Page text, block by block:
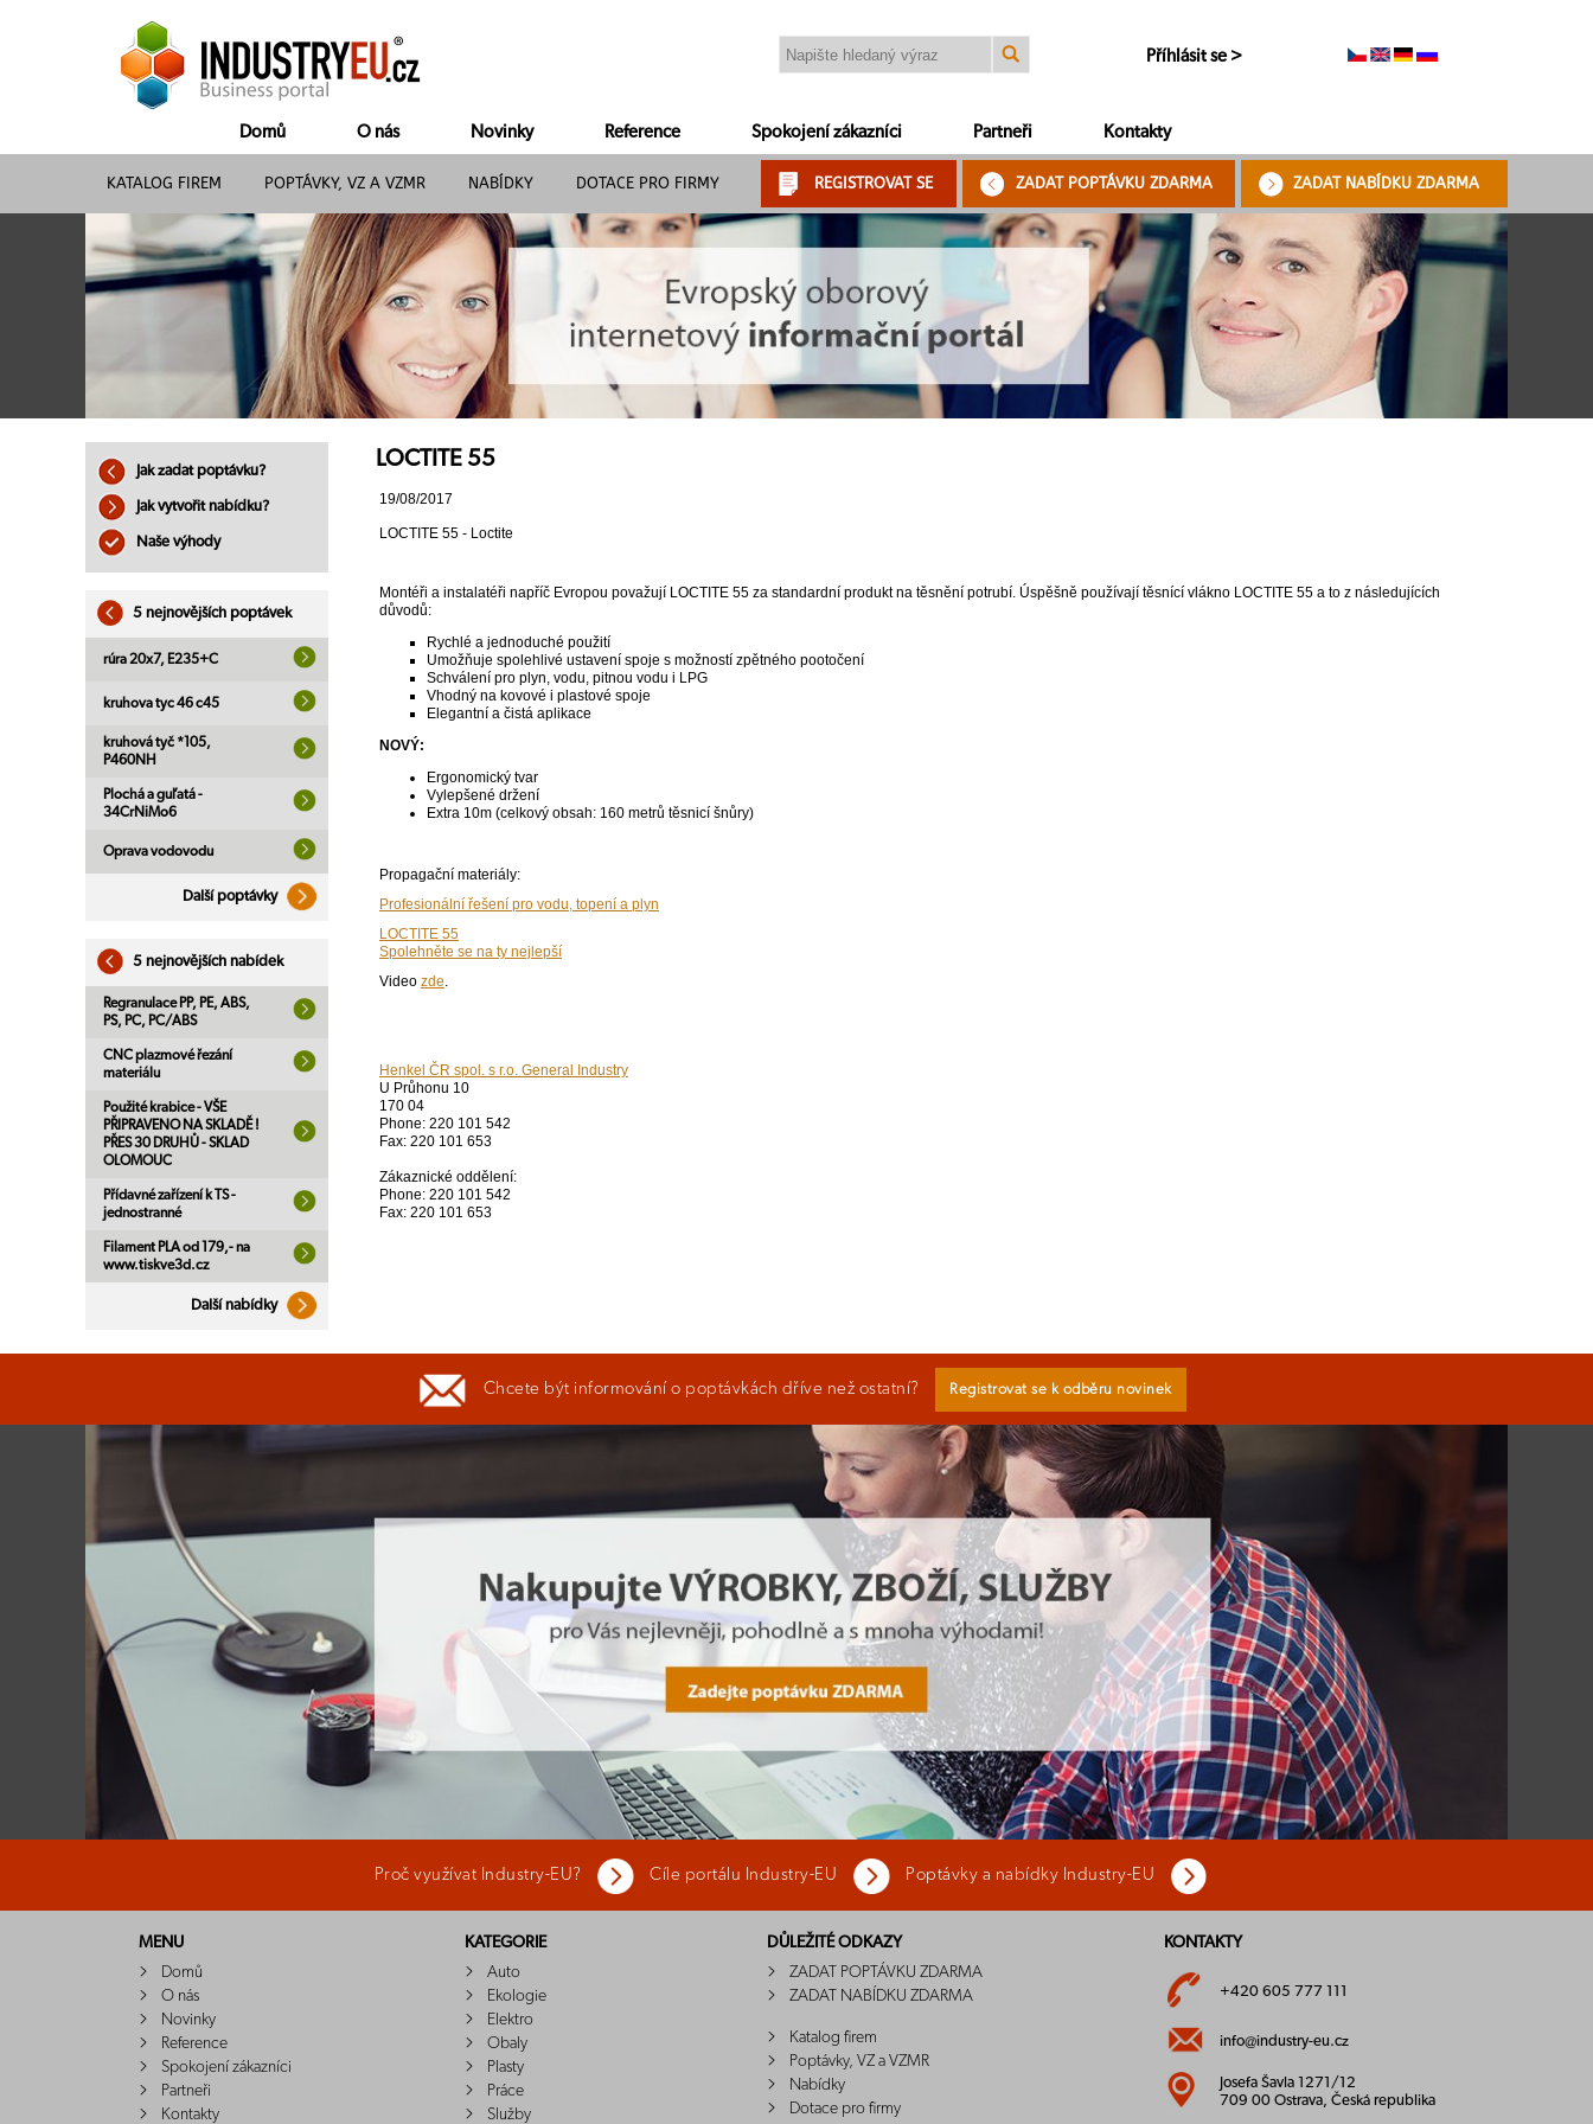
Příhlásit se >
Domů O nás Novinky Reference Spokojení zákazníci Partneři Kontakty
KATALOG FIREM POPTÁVKY, VZ A VZMR NABÍDKY DOTACE PRO FIRMY REGISTROVAT SE ZADAT POPTÁVKU ZDARMA ZADAT NABÍDKU ZDARMA
Jak zadat poptávku?
Jak vytvořit nabídku?
Naše výhody
5 nejnovějších poptávek
rúra 20x7, E235+C
kruhova tyc 46 c45
kruhová tyč *105,
P460NH
Plochá a guľatá -
34CrNiMo6
Oprava vodovodu
Další poptávky
5 nejnovějších nabídek
Regranulace PP, PE, ABS,
PS, PC, PC/ABS
CNC plazmové řezání
materiálu
Použité krabice - VŠE
PŘIPRAVENO NA SKLADĚ !
PŘES 30 DRUHŮ - SKLAD
OLOMOUC
Přídavné zařízení k TS -
jednostranné
Filament PLA od 179,- na
www.tiskve3d.cz
Další nabídky
LOCTITE 55
19/08/2017
LOCTITE 55 - Loctite
Montéři a instalatéři napříč Evropou považují LOCTITE 55 za standardní produkt na těsnění potrubí. Úspěšně používají těsnící vlákno LOCTITE 55 a to z následujících
důvodů:
Rychlé a jednoduché použití
Umožňuje spolehlivé ustavení spoje s možností zpětného pootočení
Schválení pro plyn, vodu, pitnou vodu i LPG
Vhodný na kovové i plastové spoje
Elegantní a čistá aplikace
NOVÝ:
Ergonomický tvar
Vylepšené držení
Extra 10m (celkový obsah: 160 metrů těsnicí šnůry)
Propagační materiály:
Profesionální řešení pro vodu, topení a plyn
LOCTITE 55
Spolehněte se na ty nejlepší
Video zde.
Henkel ČR spol. s r.o. General Industry
U Průhonu 10
170 04
Phone: 220 101 542
Fax: 220 101 653
Zákaznické oddělení:
Phone: 220 101 542
Fax: 220 101 653
Chcete být informování o poptávkách dříve než ostatní? Registrovat se k odběru novinek
Proč využívat Industry-EU? Cíle portálu Industry-EU Poptávky a nabídky Industry-EU
MENU
Domů
O nás
Novinky
Reference
Spokojení zákazníci
Partneři
Kontakty
KATEGORIE
Auto
Ekologie
Elektro
Obaly
Plasty
Práce
Služby
DŮLEŽITÉ ODKAZY
ZADAT POPTÁVKU ZDARMA
ZADAT NABÍDKU ZDARMA
Katalog firem
Poptávky, VZ a VZMR
Nabídky
Dotace pro firmy
KONTAKTY
+420 605 777 111
info@industry-eu.cz
Josefa Šavla 1271/12
709 00 Ostrava, Česká republika